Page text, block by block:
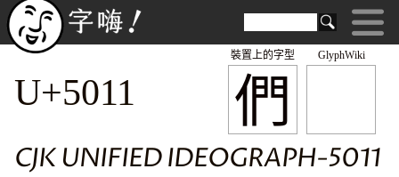
GlyphWiki
們
裝置上的字型
U+5011
CJK UNIFIED IDEOGRAPH-5011